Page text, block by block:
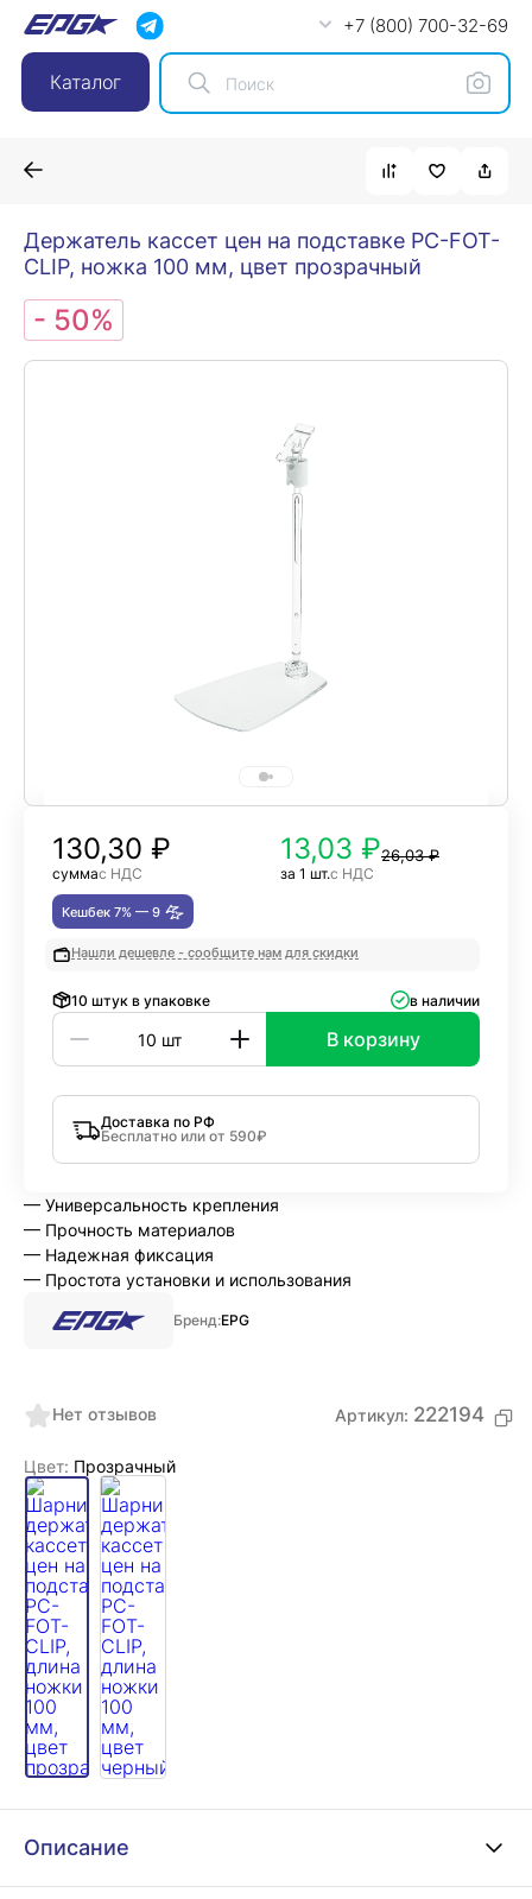
+7 (800) 700-32-69
Каталог
Держатель кассет цен на подставке PC-FOT-
CLIP, ножка 100 мм, цвет прозрачный
- 50%
Нет отзывов Артикул: 222194
Цвет: Прозрачный
130,30 ₽
суммас НДС
13,03 ₽26,03 ₽
за 1 шт.с НДС
Кешбек 7% — 9
Нашли дешевле - сообщите нам для скидки
10 штук в упаковке в наличии
В корзину
Доставка по РФ
Бесплатно или от 590₽
— Универсальность крепления
— Прочность материалов
— Надежная фиксация
— Простота установки и использования
Бренд:EPG
Описание